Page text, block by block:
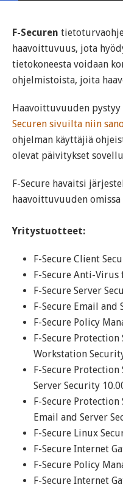
F-Securen
haavoittuvuus, jota
tietokoneesta voidaan
ohjelmistoista, joita
Haavoittuvuuden
Securen sivuilta niin
ohjelman käyttäjiä
olevat päivitykset
F-Secure havaitsi
haavoittuvuuden omissa
Yritystuotteet:
F-Secure Client
F-Secure Anti-
F-Secure Server
F-Secure Email and
F-Secure Policy
F-Secure Protection
Workstation
F-Secure Protection
Server Security
F-Secure Protection
Email and Server
F-Secure Linux
F-Secure Internet
F-Secure Policy
F-Secure Internet